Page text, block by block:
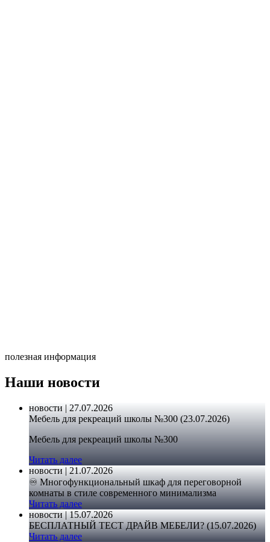
полезная информация
Наши новости
новости | 27.07.2026
Мебель для рекреаций школы №300 (23.07.2026)
Мебель для рекреаций школы №300
Читать далее
новости | 21.07.2026
♾️ Многофункциональный шкаф для переговорной
комнаты в стиле современного минимализма
Читать далее
новости | 15.07.2026
БЕСПЛАТНЫЙ ТЕСТ ДРАЙВ МЕБЕЛИ? (15.07.2026)
Читать далее